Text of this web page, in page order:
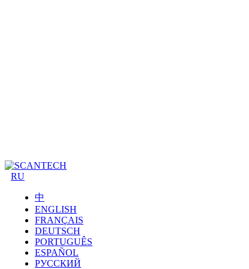
RU
中
ENGLISH
FRANÇAIS
DEUTSCH
PORTUGUÊS
ESPAÑOL
РУССКИЙ